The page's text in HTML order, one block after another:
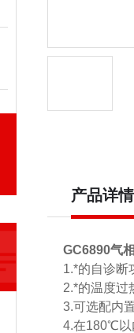
产品详情
GC6890气
1.*的自诊断
2.*的温度过
3.可选配内
4.在180℃以